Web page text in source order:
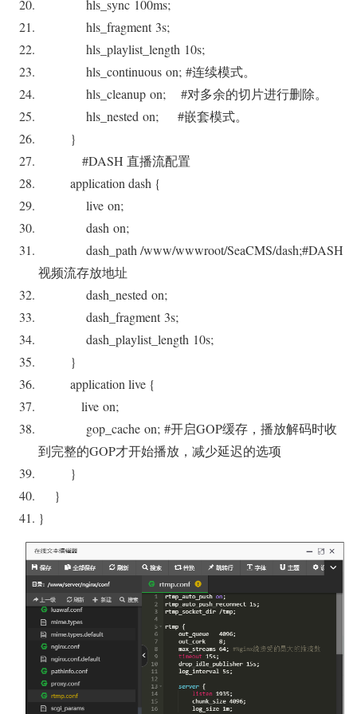
hls_sync 100ms;
hls_fragment 3s;
hls_playlist_length 10s;
hls_continuous on; #连续模式。
hls_cleanup on; #对多余的切片进行删除。
hls_nested on; #嵌套模式。
}
#DASH 直播流配置
application dash {
live on;
dash on;
dash_path /www/wwwroot/SeaCMS/dash;#DASH
视频流存放地址
dash_nested on;
dash_fragment 3s;
dash_playlist_length 10s;
}
application live {
live on;
gop_cache on; #开启GOP缓存，播放解码时收
到完整的GOP才开始播放，减少延迟的选项
}
}
}